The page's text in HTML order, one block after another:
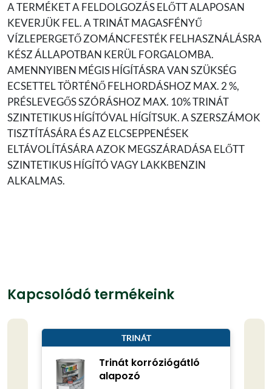
A TERMÉKET A FELDOLGOZÁS ELŐTT ALAPOSAN
KEVERJÜK FEL. A TRINÁT MAGASFÉNYŰ
VÍZLEPERGETŐ ZOMÁNCFESTÉK FELHASZNÁLÁSRA
KÉSZ ÁLLAPOTBAN KERÜL FORGALOMBA.
AMENNYIBEN MÉGIS HÍGÍTÁSRA VAN SZÜKSÉG
ECSETTEL TÖRTÉNŐ FELHORDÁSHOZ MAX. 2 %,
PRÉSLEVEGŐS SZÓRÁSHOZ MAX. 10% TRINÁT
SZINTETIKUS HÍGÍTÓVAL HÍGÍTSUK. A SZERSZÁMOK
TISZTÍTÁSÁRA ÉS AZ ELCSEPPENÉSEK
ELTÁVOLÍTÁSÁRA AZOK MEGSZÁRADÁSA ELŐTT
SZINTETIKUS HÍGÍTÓ VAGY LAKKBENZIN
ALKALMAS.
Kapcsolódó termékeink
TRINÁT
Trinát korróziógátló
alapozó